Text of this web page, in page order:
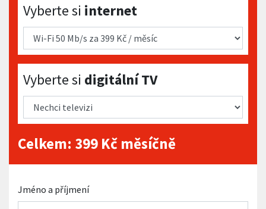
Vyberte si internet
Vyberte si internet
Vyberte si digitální TV
Vyberte si digitální TV
Celkem: 399 Kč měsíčně
Jméno a příjmení